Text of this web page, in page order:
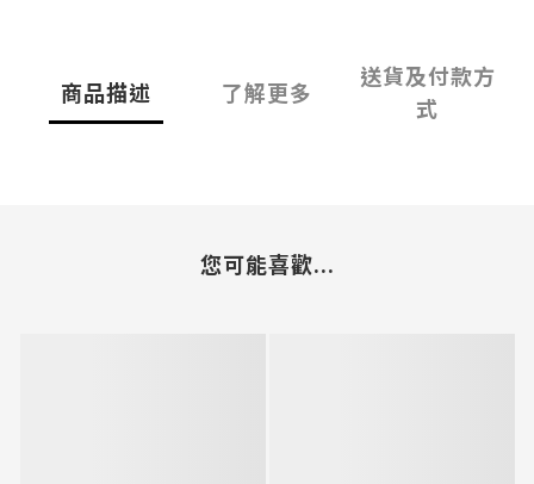
商品描述 了解更多
送貨及付款方
式
您可能喜歡...